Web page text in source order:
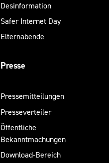
Desinformation
Safer Internet Day
Elternabende
Presse
Pressemitteilungen
Presseverteiler
Öffentliche
Bekanntmachungen
Download-Bereich